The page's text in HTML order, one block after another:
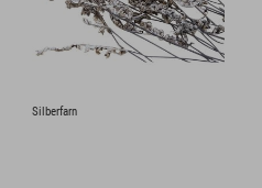
Silberfarn